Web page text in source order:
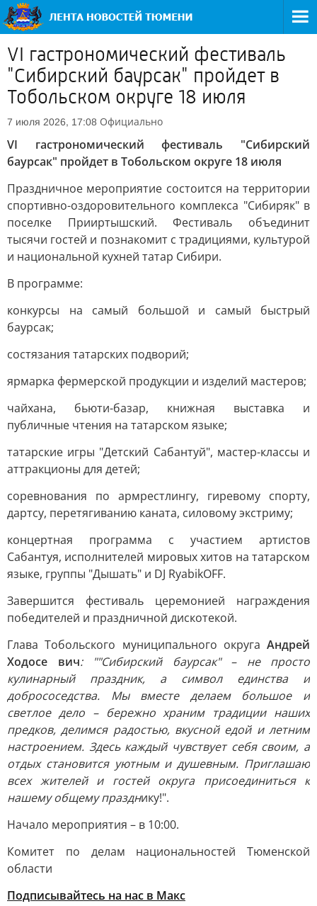
VI гастрономический фестиваль
"Сибирский баурсак" пройдет в
Тобольском округе 18 июля
7 июля 2026, 17:08 Официально
VI гастрономический фестиваль "Сибирский
баурсак" пройдет в Тобольском округе 18 июля
Праздничное мероприятие состоится на территории
спортивно-оздоровительного комплекса "Сибиряк" в
поселке Прииртышский. Фестиваль объединит
тысячи гостей и познакомит с традициями, культурой
и национальной кухней татар Сибири.
В программе:
конкурсы на самый большой и самый быстрый
баурсак;
состязания татарских подворий;
ярмарка фермерской продукции и изделий мастеров;
чайхана, бьюти-базар, книжная выставка и
публичные чтения на татарском языке;
татарские игры "Детский Сабантуй", мастер-классы и
аттракционы для детей;
соревнования по армрестлингу, гиревому спорту,
дартсу, перетягиванию каната, силовому экстриму;
концертная программа с участием артистов
Сабантуя, исполнителей мировых хитов на татарском
языке, группы "Дышать" и DJ RyabikOFF.
Завершится фестиваль церемонией награждения
победителей и праздничной дискотекой.
Глава Тобольского муниципального округа Андрей
Ходосе вич: ""Сибирский баурсак" – не просто
кулинарный праздник, а символ единства и
добрососедства. Мы вместе делаем большое и
светлое дело – бережно храним традиции наших
предков, делимся радостью, вкусной едой и летним
настроением. Здесь каждый чувствует себя своим, а
отдых становится уютным и душевным. Приглашаю
всех жителей и гостей округа присоединиться к
нашему общему празднику!".
Начало мероприятия – в 10:00.
Комитет по делам национальностей Тюменской
области
Подписывайтесь на нас в Макс